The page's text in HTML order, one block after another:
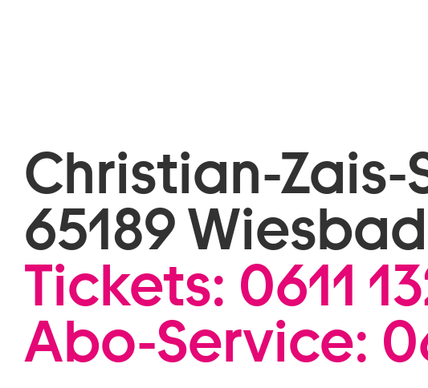
Christian-Zais-
65189
Tickets: 0611
Abo-Service: